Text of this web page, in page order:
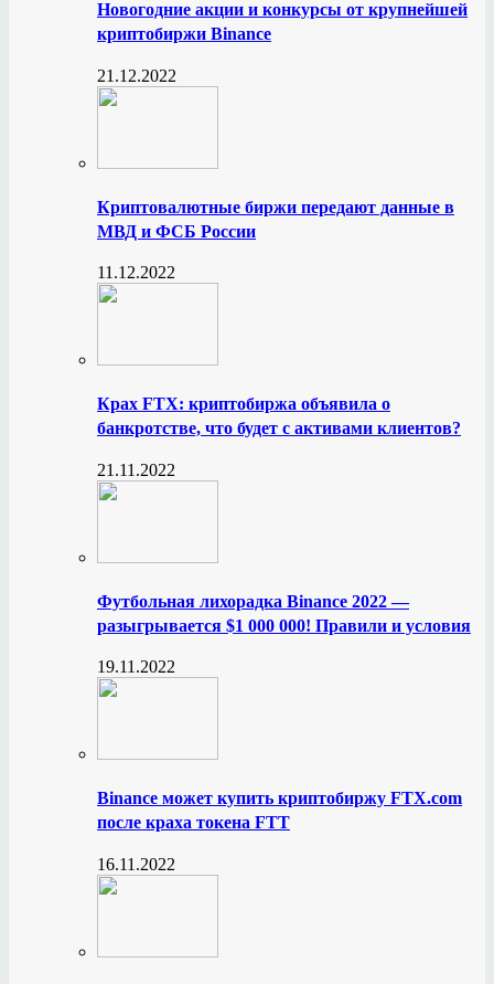
Новогодние акции и конкурсы от крупнейшей
криптобиржи Binance
21.12.2022
Криптовалютные биржи передают данные в
МВД и ФСБ России
11.12.2022
Крах FTX: криптобиржа объявила о
банкротстве, что будет с активами клиентов?
21.11.2022
Футбольная лихорадка Binance 2022 —
разыгрывается $1 000 000! Правили и условия
19.11.2022
Binance может купить криптобиржу FTX.com
после краха токена FTT
16.11.2022